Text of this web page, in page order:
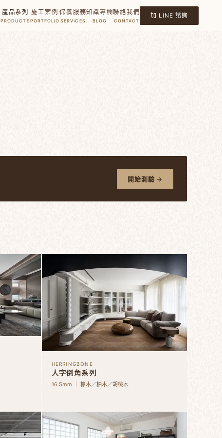
產品系列
PRODUCTS
施工案例
PORTFOLIO
保養服務
SERVICES
知識專欄
BLOG
聯絡我們
CONTACT
加 LINE 諮詢
開始測驗 →
HERRINGBONE
人字倒角系列
16.5mm ｜ 橡木／柚木／胡桃木